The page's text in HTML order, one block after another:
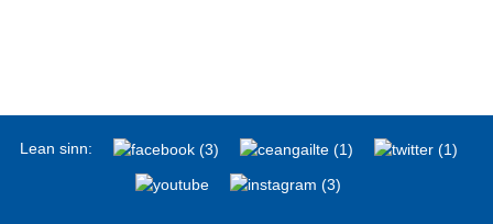
Lean sinn: